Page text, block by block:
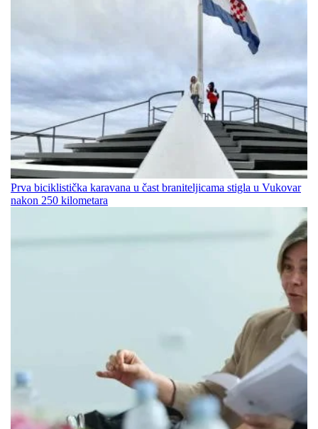
Prva biciklistička karavana u čast braniteljicama stigla u Vukovar
nakon 250 kilometara